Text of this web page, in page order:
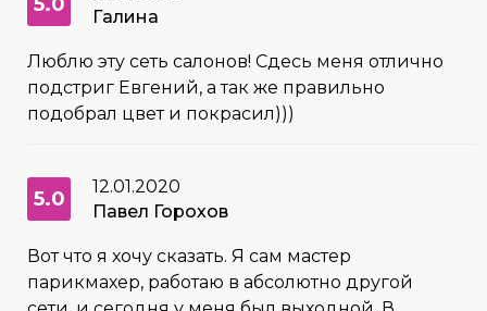
Галина
Люблю эту сеть салонов! Сдесь меня отлично
подстриг Евгений, а так же правильно
подобрал цвет и покрасил)))
5.0
12.01.2020
Павел Горохов
Вот что я хочу сказать. Я сам мастер
парикмахер, работаю в абсолютно другой